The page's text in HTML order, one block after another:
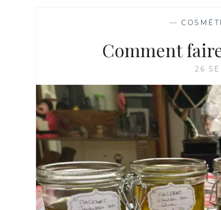
—
Comment
26